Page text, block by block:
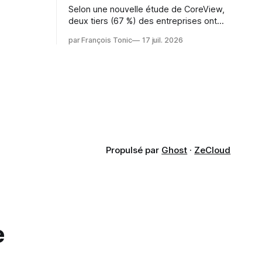
l'IA est
Selon une nouvelle étude de CoreView,
deux tiers (67 %) des entreprises ont
Microsoft Copilot, craignant que l'IA
par François Tonic 17 juil. 2026
Propulsé par Ghost · ZeCloud